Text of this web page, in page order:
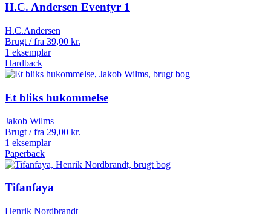
H.C. Andersen Eventyr 1
H.C.Andersen
Brugt / fra 39,00 kr.
1 eksemplar
Hardback
Et bliks hukommelse
Jakob Wilms
Brugt / fra 29,00 kr.
1 eksemplar
Paperback
Tifanfaya
Henrik Nordbrandt